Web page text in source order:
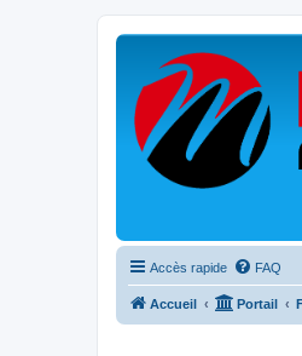
Accès rapide FAQ
Accueil Portail